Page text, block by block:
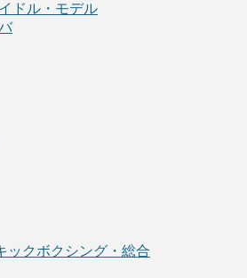
ドル・モデル
ックボクシング・総合